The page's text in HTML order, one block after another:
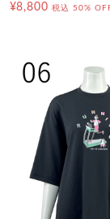
¥8,800 税込 50%